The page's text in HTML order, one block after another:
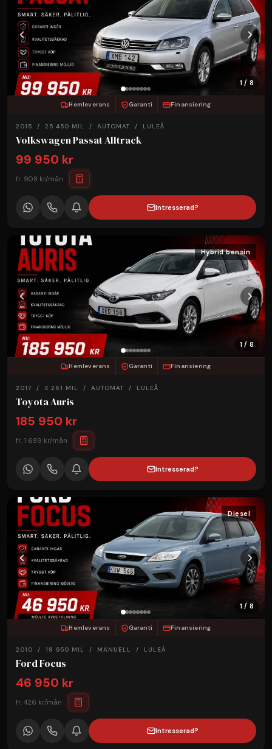
1 / 8
Hemleverans Garanti Finansiering
2015 / 25 450 MIL / AUTOMAT / LULEÅ
Volkswagen Passat Alltrack
99 950 kr
fr. 908 kr/mån
Intresserad?
Hybrid bensin
1 / 8
Hemleverans Garanti Finansiering
2017 / 4 261 MIL / AUTOMAT / LULEÅ
Toyota Auris
185 950 kr
fr. 1 689 kr/mån
Intresserad?
Diesel
1 / 8
Hemleverans Garanti Finansiering
2010 / 18 950 MIL / MANUELL / LULEÅ
Ford Focus
46 950 kr
fr. 426 kr/mån
Intresserad?